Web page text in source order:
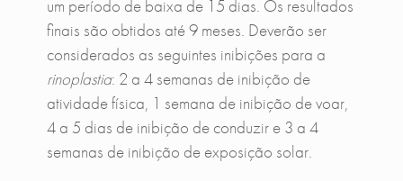
um período de baixa de 15 dias. Os resultados
finais são obtidos até 9 meses. Deverão ser
considerados as seguintes inibições para a
rinoplastia: 2 a 4 semanas de inibição de
atividade física, 1 semana de inibição de voar,
4 a 5 dias de inibição de conduzir e 3 a 4
semanas de inibição de exposição solar.